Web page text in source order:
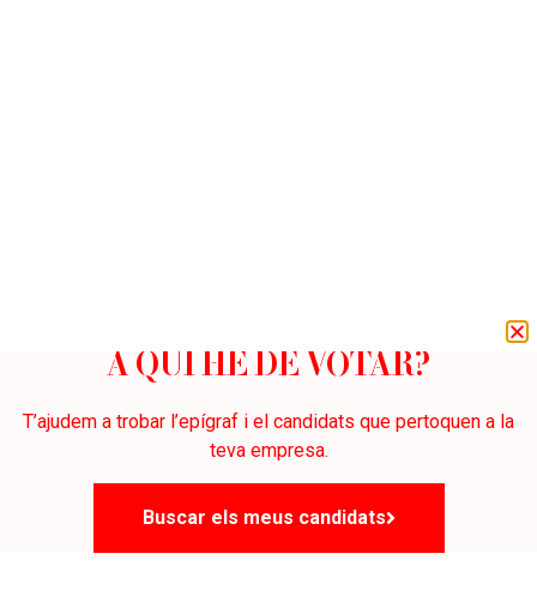
A QUI HE DE VOTAR?
T’ajudem a trobar l’epígraf i el candidats que pertoquen a la
teva empresa.
Buscar els meus candidats